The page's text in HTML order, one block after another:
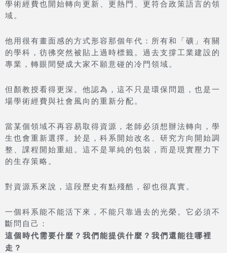
學術經費也開始轉向更新、更熱門、更符合政策語言的領
域。
他用很有畫面感的方式形容那個年代：所有和「礦」有關
的學科，彷彿突然被貼上過時標籤。過去支撐工業建設的
專業，轉眼間變成大家不願意碰的冷門領域。
但顏教授看得更深。他認為，這不只是環保問題，也是一
場學術經費與社會風向的重新分配。
當某個領域不再容易取得資源，老師必須想辦法轉向，學
生也會重新選擇。於是，科系開始改名、研究方向開始調
整、課程開始重組。這不是單純的包裝，而是現實壓力下
的生存策略。
對資源系來說，這段歷史有點殘酷，卻也很真實。
一個科系能不能活下來，不能只靠過去的光榮。它必須不
斷問自己：
這個時代需要什麼？我們能提供什麼？我們還能往哪裡
走？